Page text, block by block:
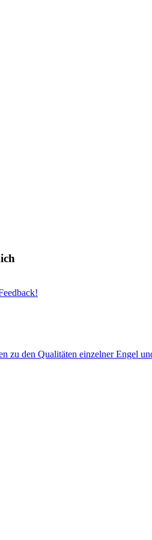
zu den Qualitäten einzelner Engel